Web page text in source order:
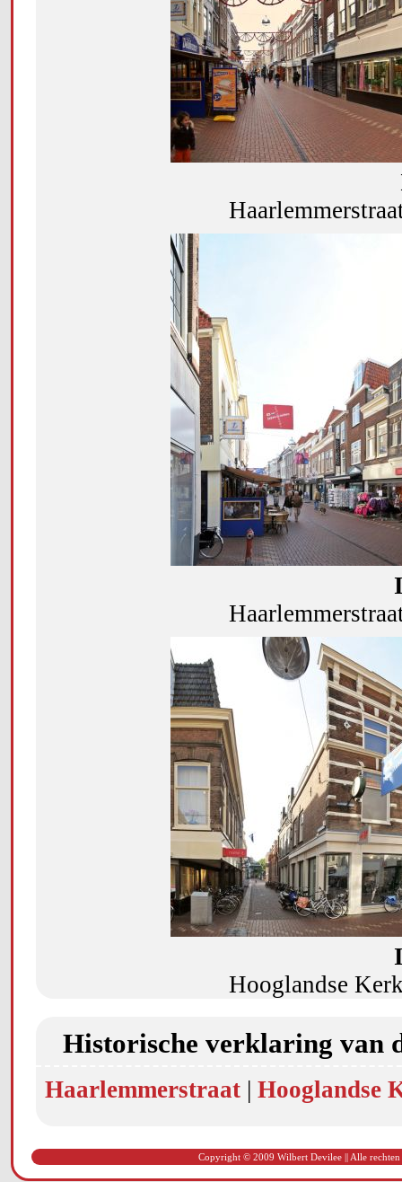
Hooglandse
Historische verklaring van
Haarlemmerstraat | Hooglandse
Copyright © 2009 Wilbert Devilee || Alle